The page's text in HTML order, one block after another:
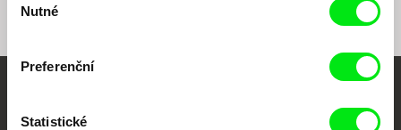
souhlasu
Nutné
Preferenční
Statistické